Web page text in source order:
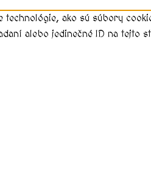
technológie, ako sú súbory
alebo jedinečné ID na tejto